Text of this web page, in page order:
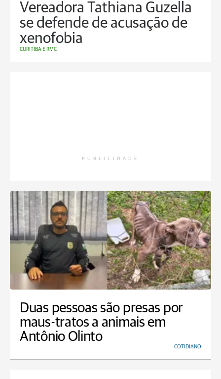
Vereadora Tathiana Guzella
se defende de acusação de
xenofobia
CURITIBA E RMC
PUBLICIDADE
Duas pessoas são presas por
maus-tratos a animais em
Antônio Olinto
COTIDIANO